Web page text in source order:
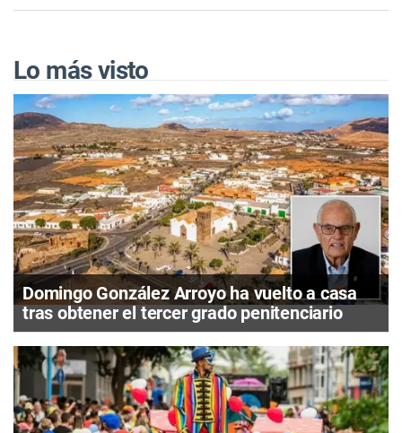
Lo más visto
Domingo González Arroyo ha vuelto a casa
tras obtener el tercer grado penitenciario